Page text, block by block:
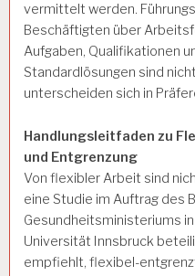
vermittelt werden.
Beschäftigten über
Aufgaben, Qualifikationen
Standardlösungen sind
unterscheiden sich in
Handlungsleitfaden zu
und Entgrenzung
Von flexibler Arbeit sind
eine Studie im Auftrag des
Gesundheitsministeriums
Universität Innsbruck
empfiehlt, flexibel-